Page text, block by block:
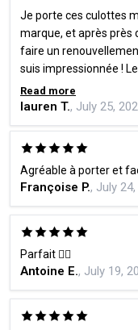
Je porte ces culottes
marque, et après près
faire un
suis impressionnée !
ceux en dentelle, sont
bien ajustés. J'adore !
Read more
lauren T., July 25,
Agréable à porter et
Françoise P., July
Parfait 👍🏻
Antoine E., July 19,